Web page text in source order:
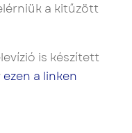
a kitűzött
is készített
ezen a linken